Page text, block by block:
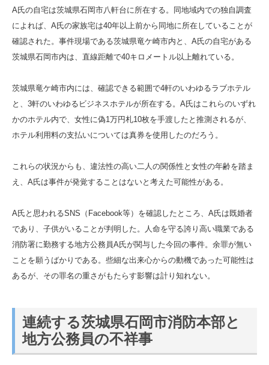
A氏の自宅は茨城県石岡市八軒台に所在する。同地域内での独自調査
によれば、A氏の家族宅は40年以上前から同地に所在していることが
確認された。事件現場である茨城県竜ケ崎市内と、A氏の自宅がある
茨城県石岡市内は、直線距離で40キロメートル以上離れている。
茨城県竜ケ崎市内には、確認できる範囲で4軒のいわゆるラブホテル
と、3軒のいわゆるビジネスホテルが所在する。A氏はこれらのいずれ
かのホテル内で、女性に偽1万円札10枚を手渡したと推測されるが、
ホテル利用料の支払いについては真券を使用したのだろう。
これらの状況からも、違法性の高い二人の関係性と女性の年齢を踏ま
え、A氏は事件が発覚することはないと考えた可能性がある。
A氏と思われるSNS（Facebook等）を確認したところ、A氏は既婚者
であり、子供がいることが判明した。人命を守る誇り高い職業である
消防署に勤務する地方公務員A氏が関与した今回の事件。余罪が無い
ことを願うばかりである。些細な出来心からの動機であった可能性は
あるが、その罪名の重さがもたらす影響は計り知れない。
連続する茨城県石岡市消防本部と
地方公務員の不祥事